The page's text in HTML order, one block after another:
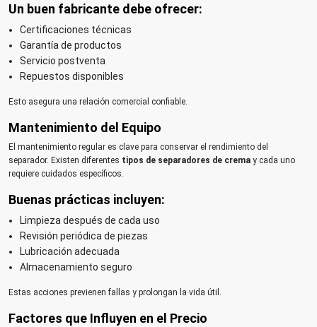
Un buen fabricante debe ofrecer:
Certificaciones técnicas
Garantía de productos
Servicio postventa
Repuestos disponibles
Esto asegura una relación comercial confiable.
Mantenimiento del Equipo
El mantenimiento regular es clave para conservar el rendimiento del
separador. Existen diferentes tipos de separadores de crema y cada uno
requiere cuidados específicos.
Buenas prácticas incluyen:
Limpieza después de cada uso
Revisión periódica de piezas
Lubricación adecuada
Almacenamiento seguro
Estas acciones previenen fallas y prolongan la vida útil.
Factores que Influyen en el Precio